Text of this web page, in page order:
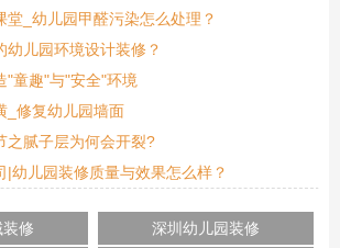
堂_幼儿园甲醛污染怎么处理？
幼儿园环境设计装修？
"童趣"与"安全"环境
_修复幼儿园墙面
之腻子层为何会开裂?
|幼儿园装修质量与效果怎么样？
修
深圳幼儿园装修